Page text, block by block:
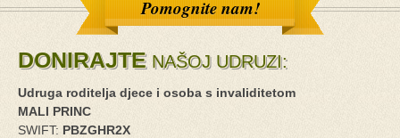
Pomognite nam!
DONIRAJTENAŠOJ UDRUZI:
Udruga roditelja djece i osoba s invaliditetom
MALI PRINC
SWIFT: PBZGHR2X